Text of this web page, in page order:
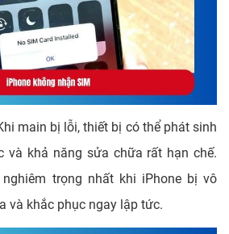
main bị lỗi, thiết bị có thể phát sinh
và khả năng sửa chữa rất hạn chế.
trọng nhất khi iPhone bị vô
và khắc phục ngay lập tức.